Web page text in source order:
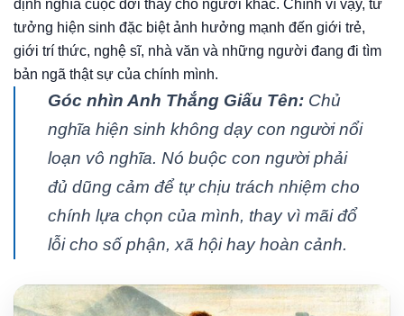
định nghĩa cuộc đời thay cho người khác. Chính vì vậy, tư
tưởng hiện sinh đặc biệt ảnh hưởng mạnh đến giới trẻ,
giới trí thức, nghệ sĩ, nhà văn và những người đang đi tìm
bản ngã thật sự của chính mình.
Góc nhìn Anh Thắng Giấu Tên:Chủ
nghĩa hiện sinh không dạy con người nổi
loạn vô nghĩa. Nó buộc con người phải
đủ dũng cảm để tự chịu trách nhiệm cho
chính lựa chọn của mình, thay vì mãi đổ
lỗi cho số phận, xã hội hay hoàn cảnh.